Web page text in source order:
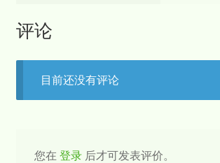
评论
目前还没有评论
您在 登录后才可发表评价。